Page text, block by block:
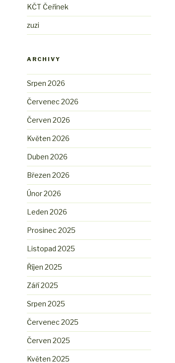
KČT Čeřínek
zuzi
ARCHIVY
Srpen 2026
Červenec 2026
Červen 2026
Květen 2026
Duben 2026
Březen 2026
Únor 2026
Leden 2026
Prosinec 2025
Listopad 2025
Říjen 2025
Září 2025
Srpen 2025
Červenec 2025
Červen 2025
Květen 2025